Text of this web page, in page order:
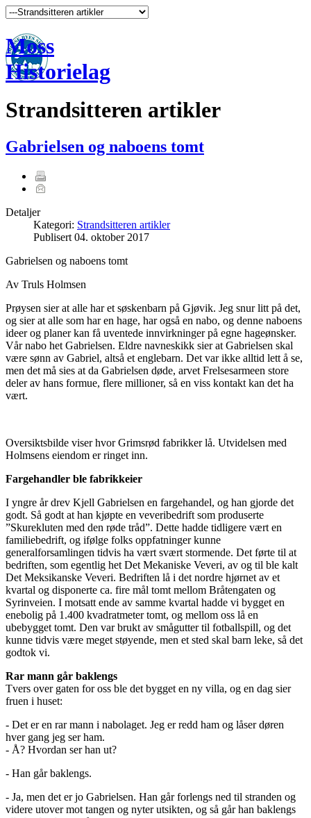
Moss
Historielag
Strandsitteren artikler
Gabrielsen og naboens tomt
Detaljer
Kategori: Strandsitteren artikler
Publisert 04. oktober 2017
Gabrielsen og naboens tomt
Av Truls Holmsen
Prøysen sier at alle har et søskenbarn på Gjøvik. Jeg snur litt på det,
og sier at alle som har en hage, har også en nabo, og denne naboens
ideer og planer kan få uventede innvirkninger på egne hageønsker.
Vår nabo het Gabrielsen. Eldre navneskikk sier at Gabrielsen skal
være sønn av Gabriel, altså et englebarn. Det var ikke alltid lett å se,
men det må sies at da Gabrielsen døde, arvet Frelsesarmeen store
deler av hans formue, flere millioner, så en viss kontakt kan det ha
vært.
Oversiktsbilde viser hvor Grimsrød fabrikker lå. Utvidelsen med
Holmsens eiendom er ringet inn.
Fargehandler ble fabrikkeier
I yngre år drev Kjell Gabrielsen en fargehandel, og han gjorde det
godt. Så godt at han kjøpte en veveribedrift som produserte
”Skurekluten med den røde tråd”. Dette hadde tidligere vært en
familiebedrift, og ifølge folks oppfatninger kunne
generalforsamlingen tidvis ha vært svært stormende. Det førte til at
bedriften, som egentlig het Det Mekaniske Veveri, av og til ble kalt
Det Meksikanske Veveri. Bedriften lå i det nordre hjørnet av et
kvartal og disponerte ca. fire mål tomt mellom Bråtengaten og
Syrinveien. I motsatt ende av samme kvartal hadde vi bygget en
enebolig på 1.400 kvadratmeter tomt, og mellom oss lå en
ubebygget tomt. Den var brukt av smågutter til fotballspill, og det
kunne tidvis være meget støyende, men et sted skal barn leke, så det
godtok vi.
Rar mann går baklengs
Tvers over gaten for oss ble det bygget en ny villa, og en dag sier
fruen i huset:
- Det er en rar mann i nabolaget. Jeg er redd ham og låser døren
hver gang jeg ser ham.
- Å? Hvordan ser han ut?
- Han går baklengs.
- Ja, men det er jo Gabrielsen. Han går forlengs ned til stranden og
videre utover mot tangen og nyter utsikten, og så går han baklengs